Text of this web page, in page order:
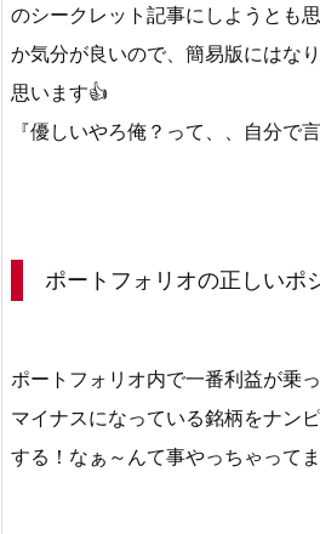
のシークレット記事にしようとも
か気分が良いので、簡易版にはな
思います👍
『優しいやろ俺？って、、自分で
ポートフォリオの正しいポ
ポートフォリオ内で一番利益が乗
マイナスになっている銘柄をナン
する！なぁ～んて事やっちゃって